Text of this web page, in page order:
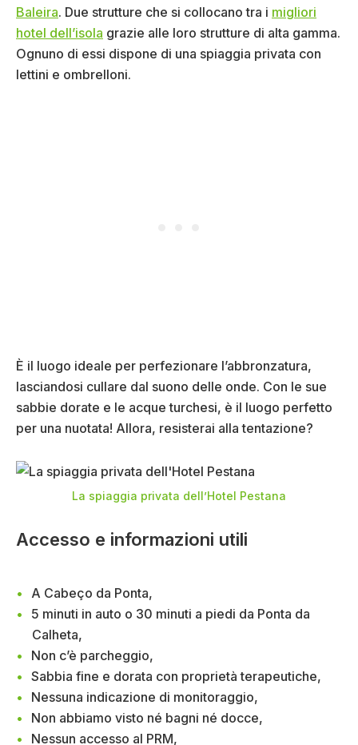
Baleira. Due strutture che si collocano tra i migliori
hotel dell’isola grazie alle loro strutture di alta gamma.
Ognuno di essi dispone di una spiaggia privata con
lettini e ombrelloni.
È il luogo ideale per perfezionare l’abbronzatura,
lasciandosi cullare dal suono delle onde. Con le sue
sabbie dorate e le acque turchesi, è il luogo perfetto
per una nuotata! Allora, resisterai alla tentazione?
La spiaggia privata dell’Hotel Pestana
Accesso e informazioni utili
A Cabeço da Ponta,
5 minuti in auto o 30 minuti a piedi da Ponta da
Calheta,
Non c’è parcheggio,
Sabbia fine e dorata con proprietà terapeutiche,
Nessuna indicazione di monitoraggio,
Non abbiamo visto né bagni né docce,
Nessun accesso al PRM,